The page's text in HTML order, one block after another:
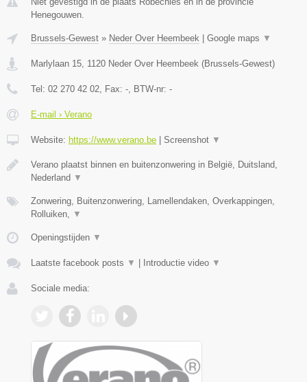
Henegouwen.
Brussels-Gewest » Neder Over Heembeek Google maps ▼
Marlylaan 15 1120 Neder Over Heembeek (Brussels-Gewest)
Tel: 02 270 42 02 , Fax: - , BTW-nr: -
E-mail › Verano
Website: https://www.verano.be Screenshot ▼
Verano plaatst binnen en buitenzonwering in België, Duitsland,
Nederland ▼
Zonwering, Buitenzonwering, Lamellendaken, Overkappingen,
Rolluiken,
▼
Openingstijden ▼
Laatste facebook posts ▼ Introductie video ▼
Sociale media: